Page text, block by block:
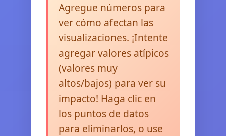
Agregue números para
ver cómo afectan las
visualizaciones. ¡Intente
agregar valores atípicos
(valores muy
altos/bajos) para ver su
impacto! Haga clic en
los puntos de datos
para eliminarlos, o use